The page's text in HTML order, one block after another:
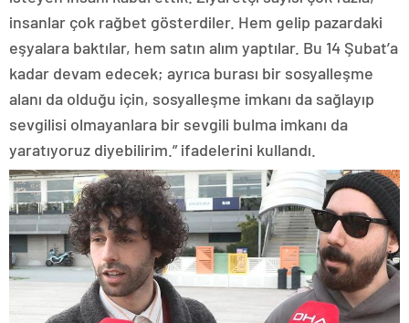
insanlar çok rağbet gösterdiler. Hem gelip pazardaki
eşyalara baktılar, hem satın alım yaptılar. Bu 14 Şubat’a
kadar devam edecek; ayrıca burası bir sosyalleşme
alanı da olduğu için, sosyalleşme imkanı da sağlayıp
sevgilisi olmayanlara bir sevgili bulma imkanı da
yaratıyoruz diyebilirim.” ifadelerini kullandı.